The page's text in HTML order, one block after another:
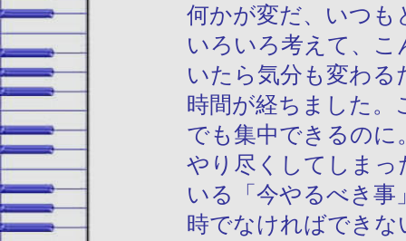
何かが変だ、いつも
いろいろ考えて、
いたら気分も変わ
時間が経ちました
でも集中できるのに
やり尽くしてしま
いる「今やるべき事
時でなければでき